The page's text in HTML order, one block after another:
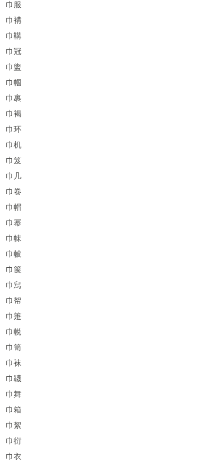
巾服
巾褠
巾鞲
巾冠
巾盥
巾帼
巾裹
巾褐
巾环
巾机
巾笈
巾几
巾卷
巾帽
巾幂
巾帓
巾帔
巾箧
巾舃
巾帤
巾箑
巾帨
巾笥
巾袜
巾韈
巾舞
巾箱
巾絮
巾衍
巾衣